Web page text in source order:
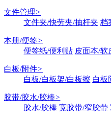
文件管理>
文件夹/快劳夹/抽杆夹 档
本册/便签>
便签纸/便利贴 皮面本/软
白板/附件>
白板/白板架/白板擦 白板
胶带/胶水/胶棒>
胶水/胶棒 宽胶带/窄胶带